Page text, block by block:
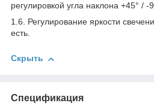
регулировкой угла наклона +45° / -
1.6. Регулирование яркости
есть.
Скрыть
Спецификация